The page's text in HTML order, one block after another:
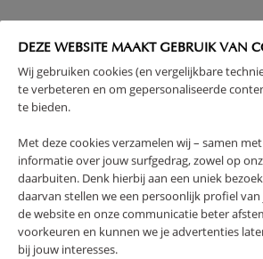
DEZE WEBSITE MAAKT GEBRUIK VAN
Wij gebruiken cookies (en vergelijkbare
te verbeteren en om gepersonaliseerde
te bieden.
Met deze cookies verzamelen wij – samen
informatie over jouw surfgedrag, zowel op
daarbuiten. Denk hierbij aan een uniek
daarvan stellen we een persoonlijk profiel
de website en onze communicatie beter
voorkeuren en kunnen we je advertenties
bij jouw interesses.